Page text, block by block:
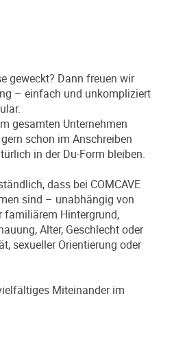
geweckt? Dann freuen wir
– einfach und unkompliziert
gesamten Unternehmen
schon im Anschreiben
in der Du-Form bleiben.
dass bei COMCAVE
sind – unabhängig von
familiärem Hintergrund,
Alter, Geschlecht oder
sexueller Orientierung oder
Miteinander im